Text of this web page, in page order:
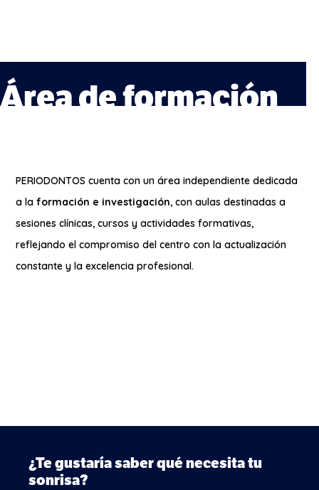
Área de formación
PERIODONTOS cuenta con un área independiente dedicada
a laformación e investigación, con aulas destinadas a
sesiones clínicas, cursos y actividades formativas,
reflejando el compromiso del centro con la actualización
constante y la excelencia profesional.
¿Te gustaría saber qué necesita tu
sonrisa?